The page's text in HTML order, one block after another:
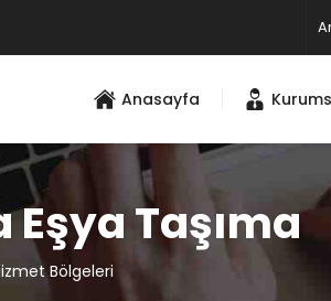
Anasayfa
Eşya Taşıma
Bölgeleri